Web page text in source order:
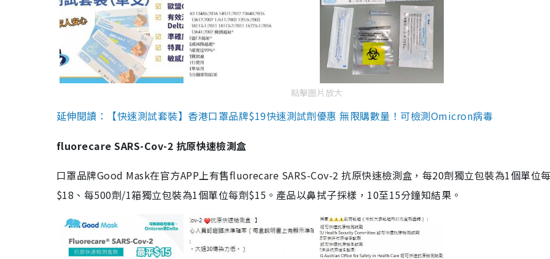
點擊圖片放大
延伸閱讀：【快速測試套裝】香港口罩品牌$19快速測試劑優惠 無限購數量！可檢測Omicron病毒
fluorecare SARS-Cov-2 抗原快速檢測盒
口罩品牌Good Mask在官方APP上有售fluorecare SARS-Cov-2 抗原快速檢測盒，每20劑獨立包裝為1個單位
$18、每500劑/1箱獨立包裝為1個單位每劑$15。產品以鼻拭子採樣，10至15分鐘知結果。